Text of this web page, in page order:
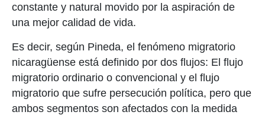
constante y natural movido por la aspiración de
una mejor calidad de vida.
Es decir, según Pineda, el fenómeno migratorio
nicaragüense está definido por dos flujos: El flujo
migratorio ordinario o convencional y el flujo
migratorio que sufre persecución política, pero que
ambos segmentos son afectados con la medida